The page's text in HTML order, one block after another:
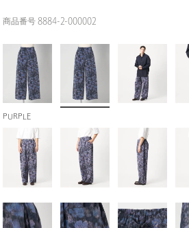
商品番号 8884-2-000002
PURPLE